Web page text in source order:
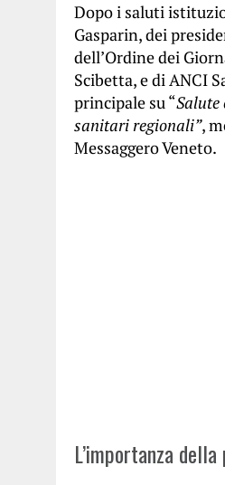
Dopo i saluti
Gasparin, dei
dell’Ordine dei
Scibetta, e di ANCI
principale su “Salute
sanitari regionali”,
Messaggero Veneto.
L’importanza